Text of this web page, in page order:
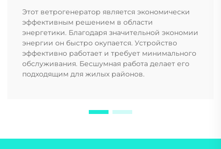
Этот ветрогенератор является экономически
эффективным решением в области
энергетики. Благодаря значительной экономии
энергии он быстро окупается. Устройство
эффективно работает и требует минимального
обслуживания. Бесшумная работа делает его
подходящим для жилых районов.